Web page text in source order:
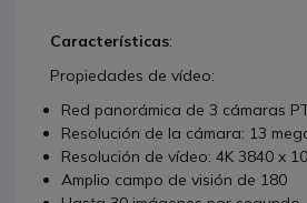
Características:
Propiedades de vídeo:
Red panorámica de 3 cámaras
Resolución de la cámara: 13
Resolución de vídeo: 4K 3840 x
Amplio campo de visión de 180